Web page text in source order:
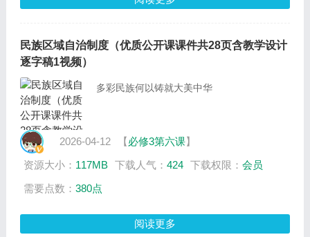
民族区域自治制度（优质公开课课件共28页含教学设计
逐字稿1视频）
多彩民族何以铸就大美中华
2026-04-12 【必修3第六课】
资源大小： 117MB 下载人气： 424 下载权限： 会员
需要点数： 380点
阅读更多